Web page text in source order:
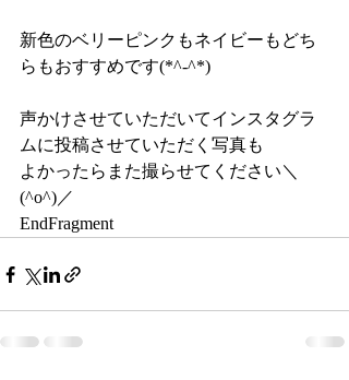
新色のベリーピンクもネイビーもどち
らもおすすめです(*^-^*)
声かけさせていただいてインスタグラ
ムに投稿させていただく写真も
よかったらまた撮らせてください＼
(^o^)／
EndFragment